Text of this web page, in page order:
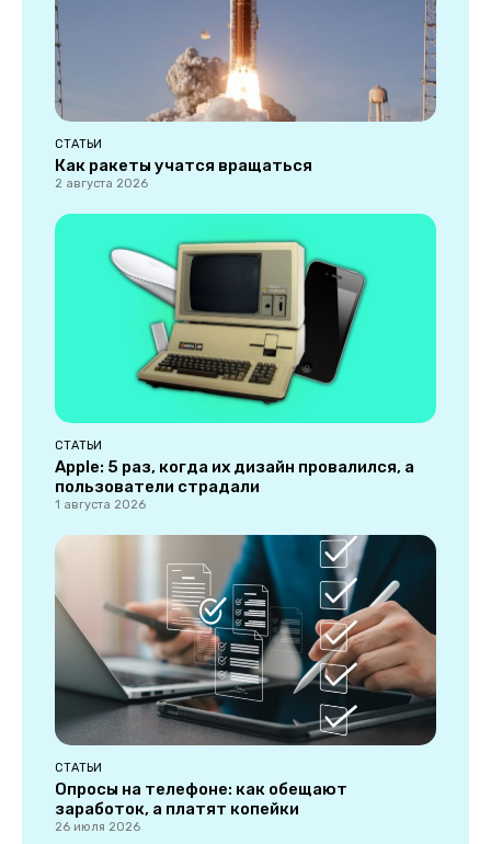
СТАТЬИ
Как ракеты учатся вращаться
2 августа 2026
СТАТЬИ
Apple: 5 раз, когда их дизайн провалился, а
пользователи страдали
1 августа 2026
СТАТЬИ
Опросы на телефоне: как обещают
заработок, а платят копейки
26 июля 2026